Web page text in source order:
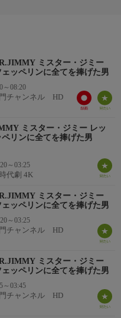
本人の賞賛に背中を押さ
ミスター・ジミー
ェッペリンに全てを捧げた男
～08:20
チャンネル HD
ミスター・ジミー レッ
ペリンに全てを捧げた男
～03:25
代劇 4K
ミスター・ジミー
ェッペリンに全てを捧げた男
～03:25
チャンネル HD
ミスター・ジミー
ェッペリンに全てを捧げた男
～03:45
チャンネル HD